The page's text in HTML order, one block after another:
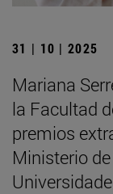
31 | 10 | 2025
Mariana
la Facultad
premios
Ministerio